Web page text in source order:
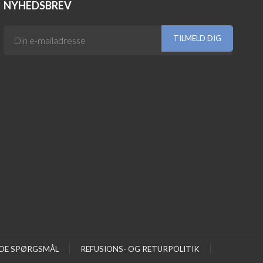
NYHEDSBREV
SPØRGSMÅL REFUSIONS- OG RETURPOLITIK